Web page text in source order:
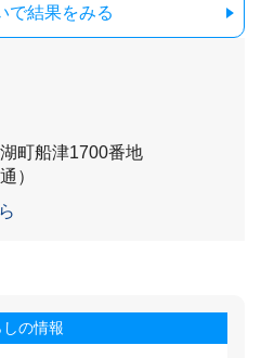
で結果をみる
町船津1700番地
）
しの情報